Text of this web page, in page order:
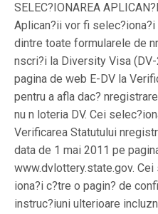
SELEC?IONAREA
Aplican?ii vor fi
dintre toate formularele de
nscri?i la Diversity Visa
pagina de web E-DV la
pentru a afla dac?
nu n loteria DV. Cei
Verificarea Statutului
data de 1 mai 2011 pe
www.dvlottery.state.gov.
iona?i c?tre o pagin? de
instruc?iuni ulterioare